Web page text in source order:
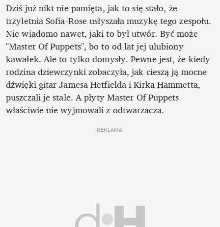
Dziś już nikt nie pamięta, jak to się stało, że
trzyletnia Sofia-Rose usłyszała muzykę tego zespołu.
Nie wiadomo nawet, jaki to był utwór. Być może
"Master Of Puppets", bo to od lat jej ulubiony
kawałek. Ale to tylko domysły. Pewne jest, że kiedy
rodzina dziewczynki zobaczyła, jak cieszą ją mocne
dźwięki gitar Jamesa Hetfielda i Kirka Hammetta,
puszczali je stale. A płyty Master Of Puppets
właściwie nie wyjmowali z odtwarzacza.
REKLAMA